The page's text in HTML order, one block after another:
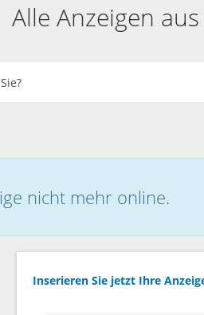
Alle Anzeigen
nicht mehr online.
Inserieren Sie jetzt Ihre